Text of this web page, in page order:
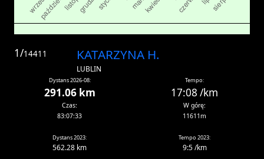
1/14411 KATARZYNA H.
LUBLIN
Dystans 2026-08:
291.06 km
Tempo:
17:08 /km
Czas:
83:07:33
W górę:
11611m
Dystans 2023:
562.28 km
Tempo 2023:
9:5 /km